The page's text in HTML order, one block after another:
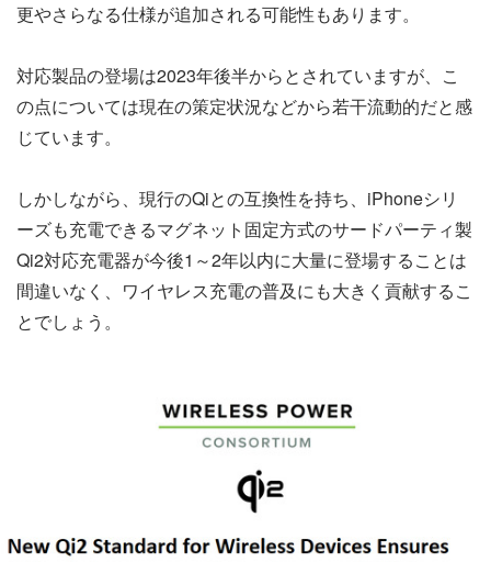
更やさらなる仕様が追加される可能性もあります。
対応製品の登場は2023年後半からとされていますが、こ
の点については現在の策定状況などから若干流動的だと感
じています。
しかしながら、現行のQiとの互換性を持ち、iPhoneシリ
ーズも充電できるマグネット固定方式のサードパーティ製
Qi2対応充電器が今後1～2年以内に大量に登場することは
間違いなく、ワイヤレス充電の普及にも大きく貢献するこ
とでしょう。